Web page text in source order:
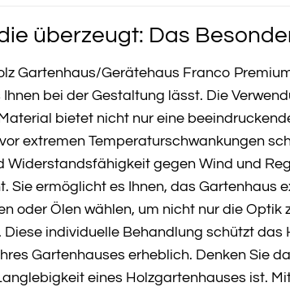
überzeugt: Das
Gartenhaus/Gerätehaus Franco
Ihnen bei der Gestaltung lässt. Die
bietet nicht nur eine
extremen Temperaturschwankungen
Widerstandsfähigkeit gegen Wind und
Sie ermöglicht es Ihnen, das Gartenhaus
oder Ölen wählen, um nicht nur die
Diese individuelle Behandlung schützt
Gartenhauses erheblich. Denken Sie
eines Holzgartenhauses ist.